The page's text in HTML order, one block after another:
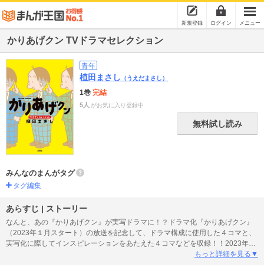
新規登録 ログイン メニュー
かりあげクン TVドラマセレクション
青年
植田まさし （うえだまさし）
1巻 完結
5人 がお気に入り登録中
無料試し読み
みんなのまんがタグ
タグ編集
あらすじ | ストーリー
なんと、あの『かりあげクン』が実写ドラマに！？ドラマ化『かりあげクン』
（2023年１月スタート）の放送を記念して、ドラマ構成に使用した４コマと、
実写化に際してインスピレーションをあたえた４コマなどを収録！！2023年は
もっと詳細を見る▼